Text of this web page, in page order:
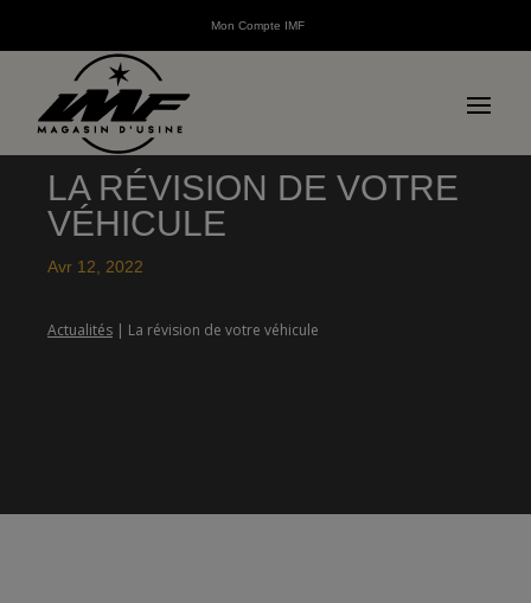
Mon Compte IMF
LA RÉVISION DE VOTRE
VÉHICULE
Avr 12, 2022
Actualités | La révision de votre véhicule